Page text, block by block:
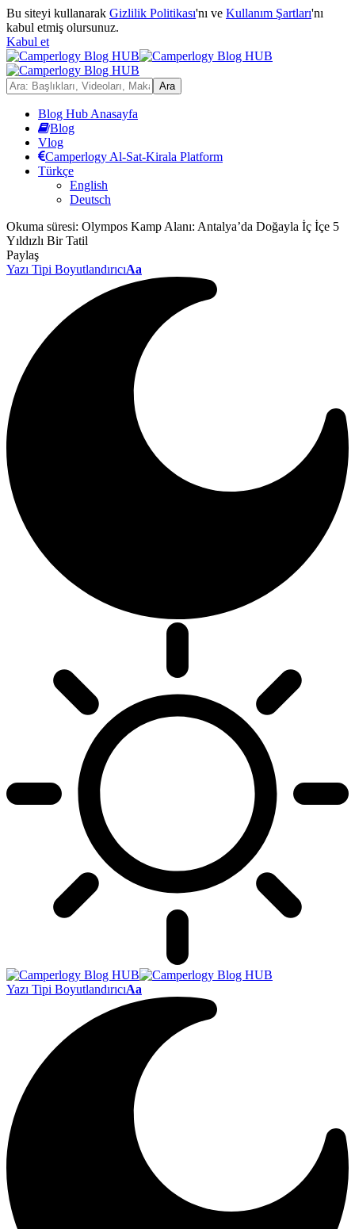
Bu siteyi kullanarak Gizlilik Politikası'nı ve Kullanım Şartları'nı
kabul etmiş olursunuz.
Kabul et
Blog Hub Anasayfa
Blog
Vlog
Camperlogy Al-Sat-Kirala Platform
Türkçe
English
Deutsch
Okuma süresi: Olympos Kamp Alanı: Antalya’da Doğayla İç İçe 5
Yıldızlı Bir Tatil
Paylaş
Yazı Tipi BoyutlandırıcıAa
Yazı Tipi BoyutlandırıcıAa